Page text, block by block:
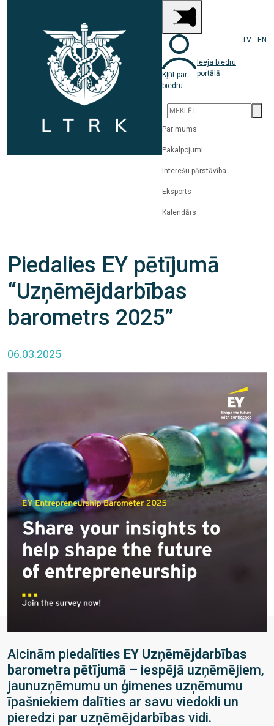
Kļūt par
biedru
Ieeja biedru
portālā
LV EN
Par mums
Pakalpojumi
Interešu pārstāvība
Eksports
Kalendārs
Piedalies EY pētījumā
“Uzņēmējdarbības
barometrs 2025”
06.03.2025
Aicinām piedalīties EY Uzņēmējdarbības
barometra pētījumā – iespējā uzņēmējiem,
jaunuzņēmumu un ģimenes uzņēmumu
īpašniekiem dalīties ar savu viedokli un
pieredzi par uzņēmējdarbības vidi.